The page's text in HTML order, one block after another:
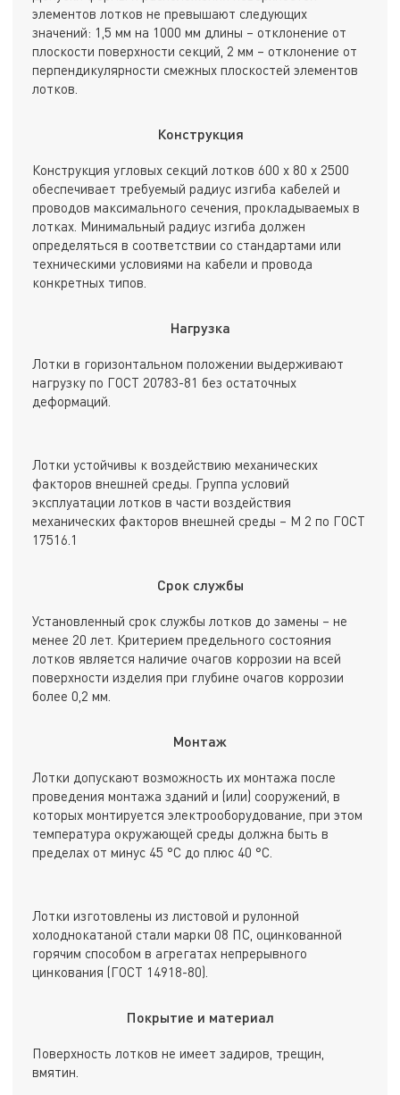
элементов лотков не превышают следующих
значений: 1,5 мм на 1000 мм длины – отклонение от
плоскости поверхности секций, 2 мм – отклонение от
перпендикулярности смежных плоскостей элементов
лотков.
Конструкция
Конструкция угловых секций лотков 600 х 80 х 2500
обеспечивает требуемый радиус изгиба кабелей и
проводов максимального сечения, прокладываемых в
лотках. Минимальный радиус изгиба должен
определяться в соответствии со стандартами или
техническими условиями на кабели и провода
конкретных типов.
Нагрузка
Лотки в горизонтальном положении выдерживают
нагрузку по ГОСТ 20783-81 без остаточных
деформаций.
Лотки устойчивы к воздействию механических
факторов внешней среды. Группа условий
эксплуатации лотков в части воздействия
механических факторов внешней среды – М 2 по ГОСТ
17516.1
Срок службы
Установленный срок службы лотков до замены – не
менее 20 лет. Критерием предельного состояния
лотков является наличие очагов коррозии на всей
поверхности изделия при глубине очагов коррозии
более 0,2 мм.
Монтаж
Лотки допускают возможность их монтажа после
проведения монтажа зданий и (или) сооружений, в
которых монтируется электрооборудование, при этом
температура окружающей среды должна быть в
пределах от минус 45 °С до плюс 40 °С.
Лотки изготовлены из листовой и рулонной
холоднокатаной стали марки 08 ПС, оцинкованной
горячим способом в агрегатах непрерывного
цинкования (ГОСТ 14918-80).
Покрытие и материал
Поверхность лотков не имеет задиров, трещин,
вмятин.